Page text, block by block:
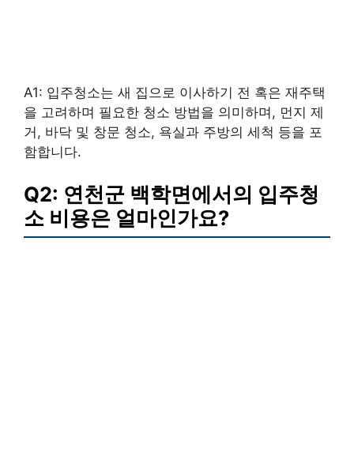
A1: 입주청소는 새 집으로 이사하기 전 혹은 재주택
을 고려하며 필요한 청소 방법을 의미하며, 먼지 제
거, 바닥 및 창문 청소, 욕실과 주방의 세척 등을 포
함합니다.
Q2: 연천군 백학면에서의 입주청
소 비용은 얼마인가요?